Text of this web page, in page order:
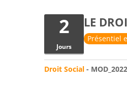
2
Jours
LE
Présentiel
Droit Social -